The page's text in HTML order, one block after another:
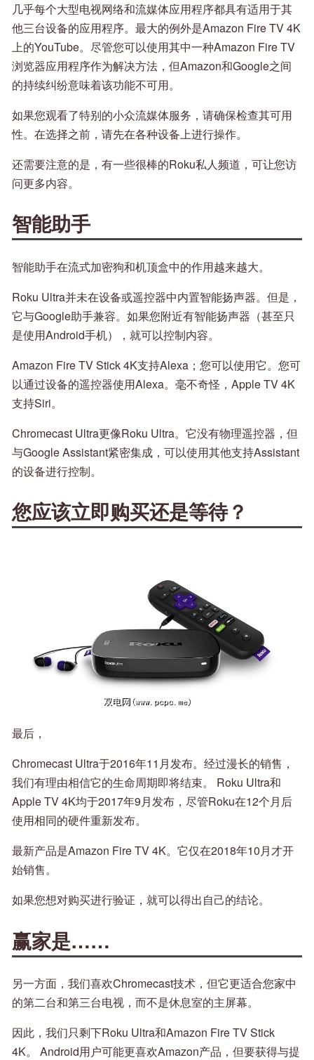
几乎每个大型电视网络和流媒体应用程序都具有适用于其
他三台设备的应用程序。最大的例外是Amazon Fire TV 4K
上的YouTube。尽管您可以使用其中一种Amazon Fire TV
浏览器应用程序作为解决方法，但Amazon和Google之间
的持续纠纷意味着该功能不可用。
如果您观看了特别的小众流媒体服务，请确保检查其可用
性。在选择之前，请先在各种设备上进行操作。
还需要注意的是，有一些很棒的Roku私人频道，可让您访
问更多内容。
智能助手
智能助手在流式加密狗和机顶盒中的作用越来越大。
Roku Ultra并未在设备或遥控器中内置智能扬声器。但是，
它与Google助手兼容。如果您附近有智能扬声器（甚至只
是使用Android手机），就可以控制内容。
Amazon Fire TV Stick 4K支持Alexa；您可以使用它。您可
以通过设备的遥控器使用Alexa。毫不奇怪，Apple TV 4K
支持Siri。
Chromecast Ultra更像Roku Ultra。它没有物理遥控器，但
与Google Assistant紧密集成，可以使用其他支持Assistant
的设备进行控制。
您应该立即购买还是等待？
最后，
Chromecast Ultra于2016年11月发布。经过漫长的销售，
我们有理由相信它的生命周期即将结束。 Roku Ultra和
Apple TV 4K均于2017年9月发布，尽管Roku在12个月后
使用相同的硬件重新发布。
最新产品是Amazon Fire TV 4K。它仅在2018年10月才开
始销售。
如果您想对购买进行验证，就可以得出自己的结论。
赢家是……
另一方面，我们喜欢Chromecast技术，但它更适合您家中
的第二台和第三台电视，而不是休息室的主屏幕。
因此，我们只剩下Roku Ultra和Amazon Fire TV Stick
4K。 Android用户可能更喜欢Amazon产品，但要获得与提